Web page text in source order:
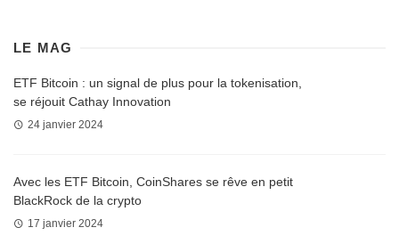
LE MAG
ETF Bitcoin : un signal de plus pour la tokenisation,
se réjouit Cathay Innovation
24 janvier 2024
Avec les ETF Bitcoin, CoinShares se rêve en petit
BlackRock de la crypto
17 janvier 2024